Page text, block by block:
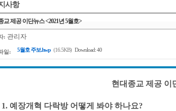
사항
교 제공 이단뉴스 <2021년 5월호>
: 관리자
일: 5월호 주보.hwp (16.5KB) Download: 40
현대종교 제공 이
1. 예장개혁 다락방 어떻게 봐야 하나요?